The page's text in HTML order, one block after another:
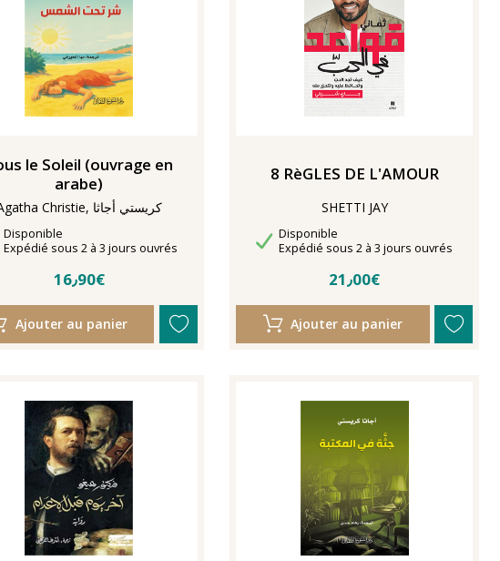
le Soleil (ouvrage en
arabe)
Agatha Christie, كريستي أجاثا
Disponibilité
Disponible
Délais de livraison
Expédié sous 2 à 3 jours ouvrés
16٫90€
Ajouter au panier
8 RèGLES DE L'AMOUR
SHETTI JAY
Disponibilité
Disponible
Délais de livraison
Expédié sous 2 à 3 jours ouvrés
21٫00€
Ajouter au panier